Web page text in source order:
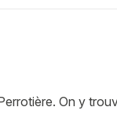
On y